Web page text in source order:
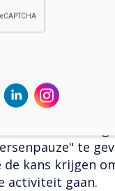
te lezen. bij
te helpen zich
de klas en het
en gemeenschap
goede of foute
om studenten
hun eigen
Het is ook een
te
de kans krijgen
activiteit gaan.